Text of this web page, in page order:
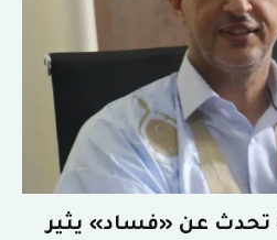
عن «فساد» يثير